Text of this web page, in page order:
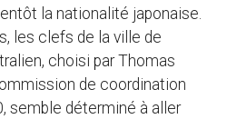
la nationalité japonaise.
les clefs de la ville de
choisi par Thomas
de coordination
semble déterminé à aller